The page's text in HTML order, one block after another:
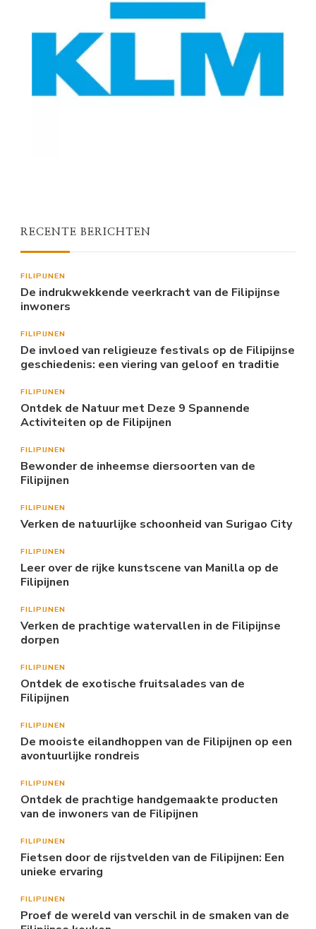
RECENTE BERICHTEN
FILIPIJNEN
De indrukwekkende veerkracht van de Filipijnse
inwoners
FILIPIJNEN
De invloed van religieuze festivals op de Filipijnse
geschiedenis: een viering van geloof en traditie
FILIPIJNEN
Ontdek de Natuur met Deze 9 Spannende
Activiteiten op de Filipijnen
FILIPIJNEN
Bewonder de inheemse diersoorten van de
Filipijnen
FILIPIJNEN
Verken de natuurlijke schoonheid van Surigao City
FILIPIJNEN
Leer over de rijke kunstscene van Manilla op de
Filipijnen
FILIPIJNEN
Verken de prachtige watervallen in de Filipijnse
dorpen
FILIPIJNEN
Ontdek de exotische fruitsalades van de
Filipijnen
FILIPIJNEN
De mooiste eilandhoppen van de Filipijnen op een
avontuurlijke rondreis
FILIPIJNEN
Ontdek de prachtige handgemaakte producten
van de inwoners van de Filipijnen
FILIPIJNEN
Fietsen door de rijstvelden van de Filipijnen: Een
unieke ervaring
FILIPIJNEN
Proef de wereld van verschil in de smaken van de